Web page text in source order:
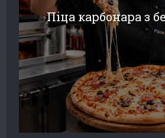
Піца карбонара з